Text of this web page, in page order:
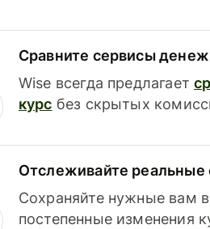
Сравните сервисы
Wise всегда предлагает
курс без скрытых
Отслеживайте
Сохраняйте нужные вам
постепенные изменения